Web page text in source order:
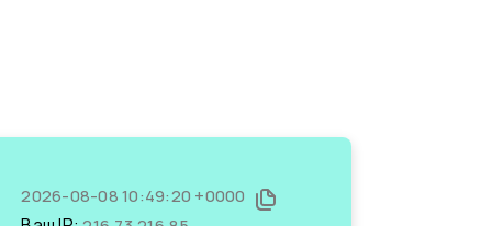
2026-08-08 10:49:20 +0000